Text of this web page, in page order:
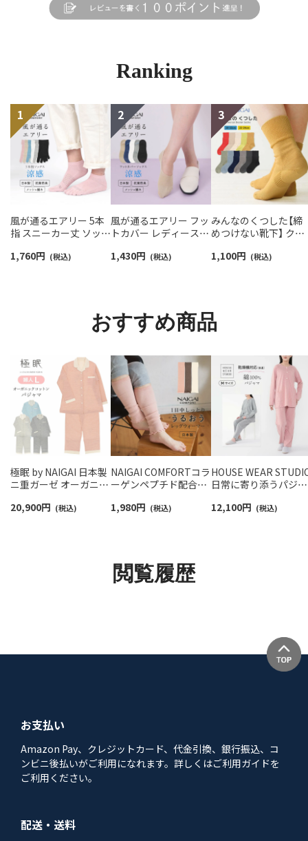
Ranking
風が通るエアリー 5本
指 スニーカー丈 ソック
抗菌防臭 NAIGAI
1,760円 (税込)
風が通るエアリー フッ
トカバー レディース
03022420
1,430円 (税込)
みんなのくつした【締
めつけない靴下】 クル
【20-22cm】【22-24cm
1,100円 (税込)
おすすめ商品
極眠 by NAIGAI 日本製
ニ重ガーゼ オーガニッ
マ 前開き 長袖 長丈パ
20,900円 (税込)
NAIGAI COMFORTコラ
ーゲンペプチド配合
ク混 レッグウォーマー
1,980円 (税込)
HOUSE WEAR
日常に寄り添うパジャ
フラット縫製 天竺杢
12,100円 (税込)
閲覧履歴
お支払い
Amazon Pay、クレジットカード、代金引換、銀行振込、コ
ンビニ後払いがご利用になれます。詳しくはご利用ガイドを
ご利用ください。
配送・送料